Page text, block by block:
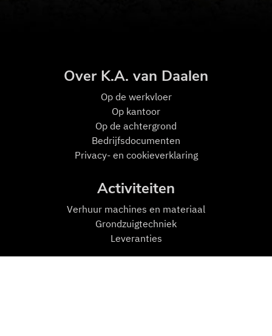
Over K.A. van Daalen
Op de werkvloer
Op kantoor
Op de achtergrond
Bedrijfsdocumenten
Privacy- en cookieverklaring
Activiteiten
Verhuur machines en materiaal
Grondzuigtechniek
Leveranties